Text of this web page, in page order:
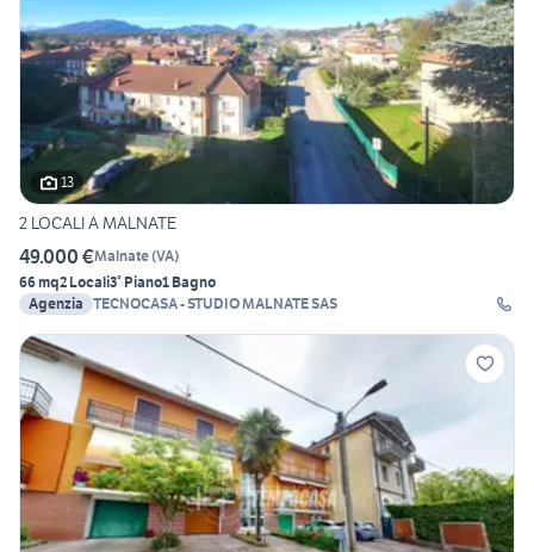
13
2 LOCALI A MALNATE
49.000 €Malnate(VA)
66 mq2 Locali3° Piano1 Bagno
Agenzia TECNOCASA - STUDIO MALNATE SAS